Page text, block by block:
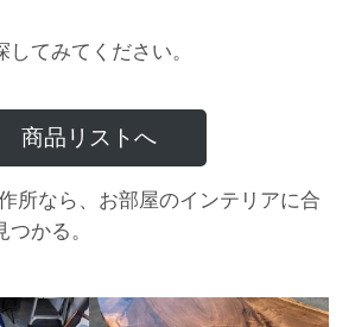
てみてください。
商品リストへ
所なら、お部屋のインテリアに合
かる。